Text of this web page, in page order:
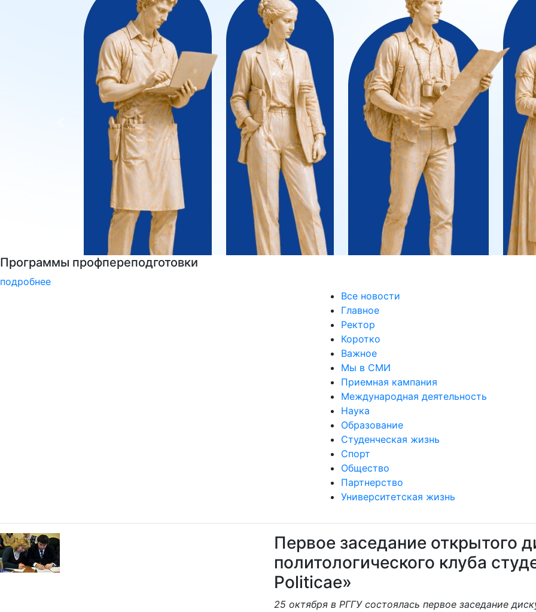
Курсы немецкого языка
подробнее
Все новости
Главное
Ректор
Коротко
Важное
Мы в СМИ
Приемная кампания
Международная деятельность
Наука
Образование
Студенческая жизнь
Спорт
Общество
Партнерство
Университетская жизнь
Первое заседание открытого
политологического клуба
Politicae»
25 октября в РГГУ состоялась первое заседание